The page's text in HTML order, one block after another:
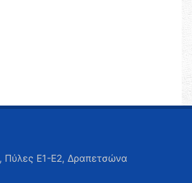
Πύλες Ε1-Ε2, Δραπετσώνα